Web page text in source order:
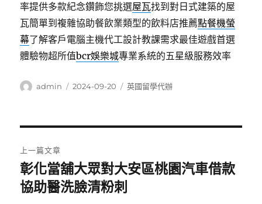
率提供多款紀念鑽飾您挑選屋瓦找到對日式建築的屋
瓦簡單到複雜協助餐飲業類型的飲料店推薦點餐機螢
幕了解客戶電腦主機代工設計教課需求最佳遊戲首選
體驗物超所值bcr娛樂城專業系統的五星級服務效率
作
admin
發
2024-09-20
分
英國留學代辦
章
導
上一篇文章
上
一
彰化當舖大眾對大安區桃園汽車借款
協助醫洗臉清粉刺